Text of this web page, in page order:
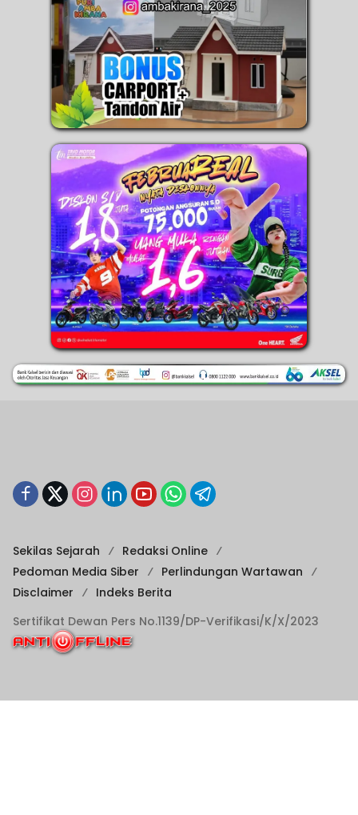
Sekilas Sejarah
Redaksi Online
Pedoman Media Siber
Perlindungan Wartawan
Disclaimer
Indeks Berita
Sertifikat Dewan Pers No.1139/DP-Verifikasi/K/X/2023